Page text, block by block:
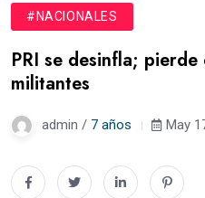
#NACIONALES
PRI se desinfla;
militantes
admin / 7 años May